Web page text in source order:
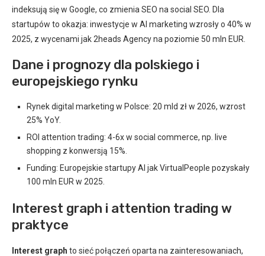
indeksują się w Google, co zmienia SEO na social SEO. Dla
startupów to okazja: inwestycje w AI marketing wzrosły o 40% w
2025, z wycenami jak 2heads Agency na poziomie 50 mln EUR.
Dane i prognozy dla polskiego i
europejskiego rynku
Rynek digital marketing w Polsce: 20 mld zł w 2026, wzrost
25% YoY.
ROI attention trading: 4-6x w social commerce, np. live
shopping z konwersją 15%.
Funding: Europejskie startupy AI jak VirtualPeople pozyskały
100 mln EUR w 2025.
Interest graph i attention trading w
praktyce
Interest graph to sieć połączeń oparta na zainteresowaniach,